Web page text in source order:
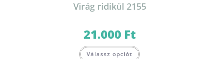
Virág ridikül 2155
21.000 Ft
Válassz opciót